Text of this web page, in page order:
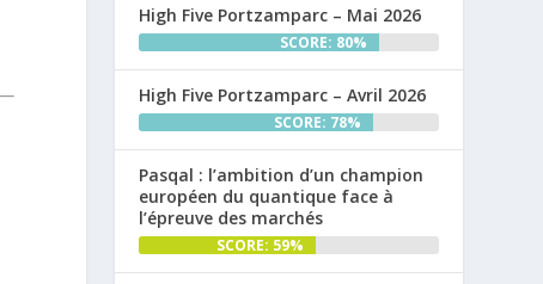
High Five Portzamparc – Mai 2026
SCORE: 80%
High Five Portzamparc – Avril 2026
SCORE: 78%
Pasqal : l’ambition d’un champion
européen du quantique face à
l’épreuve des marchés
SCORE: 59%